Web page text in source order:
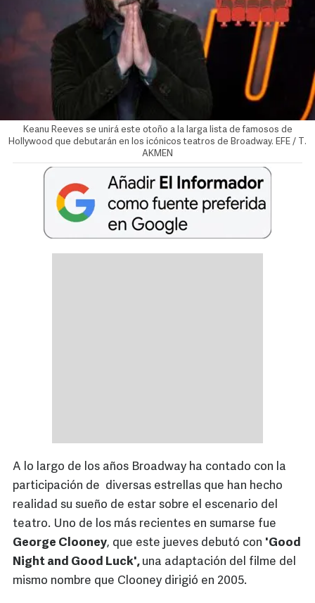
Keanu Reeves se unirá este otoño a la larga lista de famosos de
Hollywood que debutarán en los icónicos teatros de Broadway. EFE / T.
AKMEN
A lo largo de los años Broadway ha contado con la
participación de diversas estrellas que han hecho
realidad su sueño de estar sobre el escenario del
teatro. Uno de los más recientes en sumarse fue
George Clooney, que este jueves debutó con 'Good
Night and Good Luck', una adaptación del filme del
mismo nombre que Clooney dirigió en 2005.